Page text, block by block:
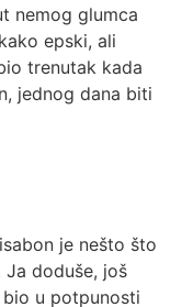
nemog glumca
epski, ali
trenutak kada
jednog dana biti
je nešto što
Ja doduše, još
u potpunosti